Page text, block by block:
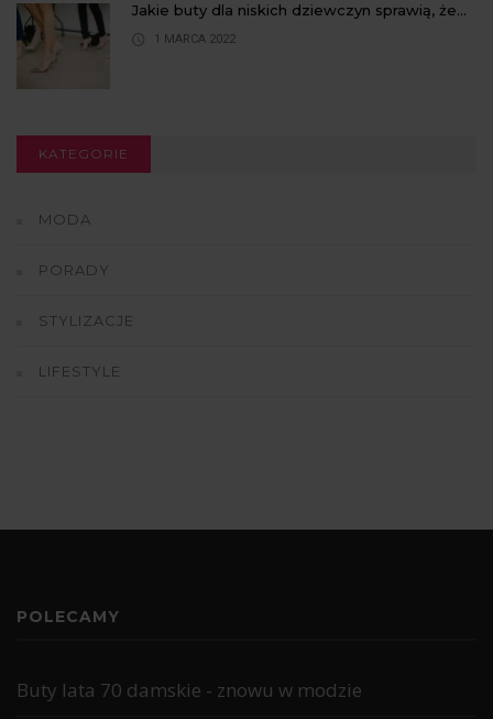
Jakie buty dla niskich dziewczyn sprawią, że...
1 MARCA 2022
KATEGORIE
MODA
PORADY
STYLIZACJE
LIFESTYLE
POLECAMY
Buty lata 70 damskie - znowu w modzie